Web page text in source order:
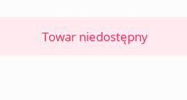
Towar niedostępny